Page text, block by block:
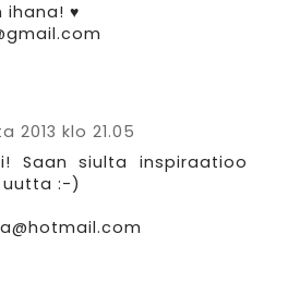
ihana! ♥
2013 klo 21.05
Saan siulta inspiraatioo
uutta :-)